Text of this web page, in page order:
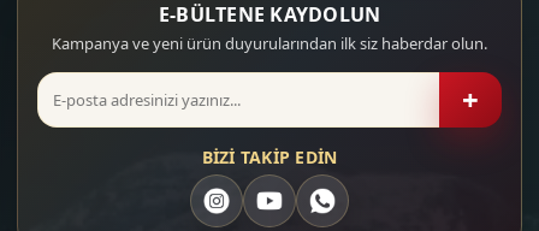
E-BÜLTENE KAYDOLUN
Kampanya ve yeni ürün duyurularından ilk siz haberdar olun.
+
BİZİ TAKİP EDİN